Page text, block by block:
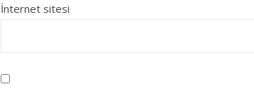
İnternet sitesi